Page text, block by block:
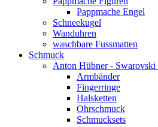
Pappmache Engel
Schneekugel
Wanduhren
waschbare Fussmatten
Schmuck
Anton Hübner - Swarovski
Armbänder
Fingerringe
Halsketten
Ohrschmuck
Schmucksets